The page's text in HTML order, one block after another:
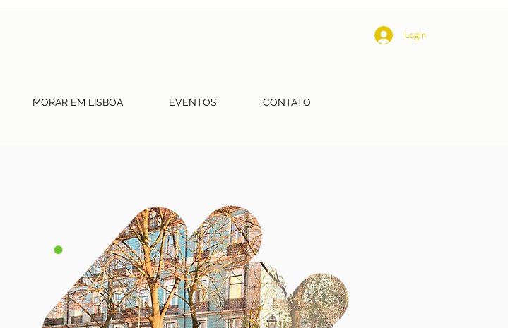
Login
MORAR EM LISBOA EVENTOS CONTATO